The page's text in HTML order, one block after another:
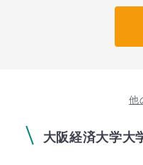
他
大阪経済大学大